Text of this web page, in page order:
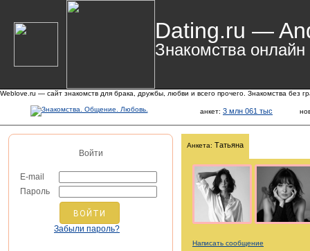
Dating.ru —
Знакомства онлайн
Weblove.ru — сайт знакомств для брака, дружбы, любви и всего прочего. Знакомства без
анкет: 3 млн 061 тыс
Войти
E-mail
Пароль
Забыли пароль?
Анкета: Татьяна
Написать сообщение